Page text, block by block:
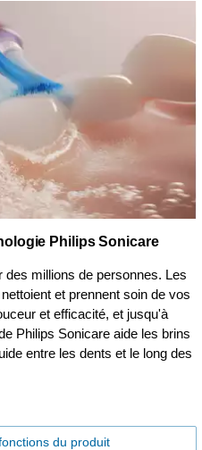
Philips Sonicare
millions de personnes. Les
et prennent soin de vos
et efficacité, et jusqu'à
Philips Sonicare aide les brins
entre les dents et le long des
du produit